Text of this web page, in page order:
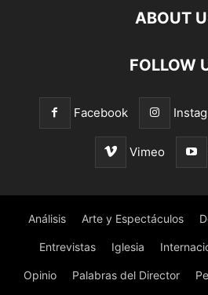
ABOUT
FOLLOW
Facebook
Vimeo
Análisis Arte y Espectáculos
Entrevistas Iglesia
Opinio Palabras del Director